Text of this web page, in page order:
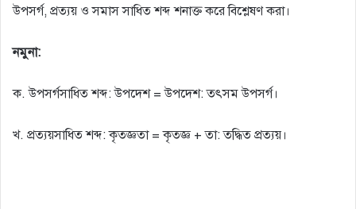
উপসর্গ, প্রত্যয় ও সমাস সাধিত শব্দ শনাক্ত করে বিশ্লেষণ করা।
নমুনা:
ক. উপসর্গসাধিত শব্দ: উপদেশ = উপদেশ: তৎসম উপসর্গ।
খ. প্রত্যয়সাধিত শব্দ: কৃতজ্ঞতা = কৃতজ্ঞ + তা: তদ্ধিত প্রত্যয়।